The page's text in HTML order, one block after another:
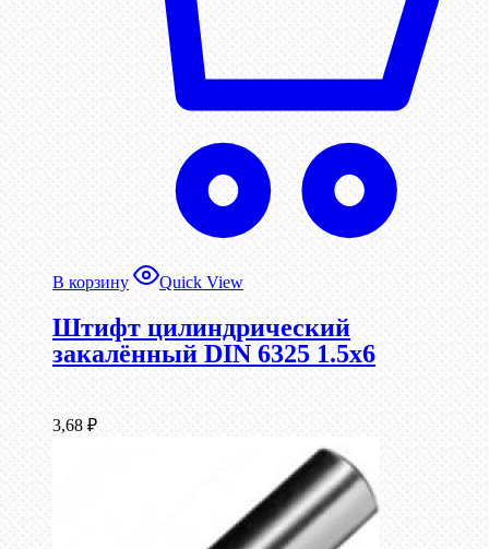
В корзину Quick View
Штифт цилиндрический
закалённый DIN 6325 1.5х6
3,68 ₽